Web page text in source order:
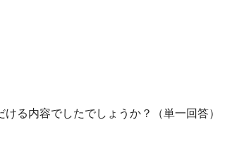
る内容でしたでしょうか？（単一回答）